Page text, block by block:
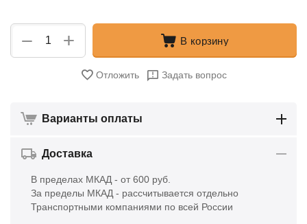
+
− В корзину
Отложить Задать вопрос
Варианты оплаты
Доставка
В пределах МКАД - от 600 руб.
За пределы МКАД - рассчитывается отдельно
Транспортными компаниями по всей России